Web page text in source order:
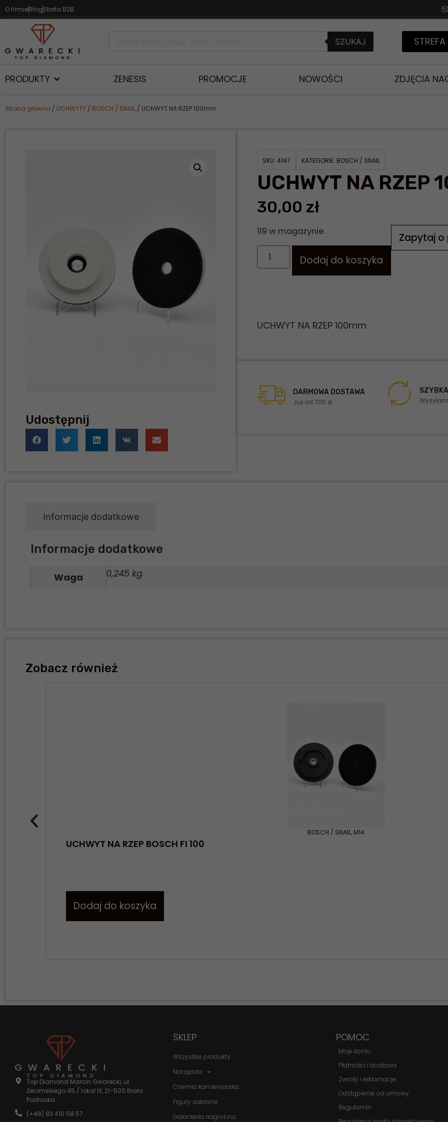
O firmieBlogStrefa B2B
SZUKAJ
PRODUKTY ZENESIS PROMOCJE NOWOŚCI ZDJĘCIA
Strona główna / UCHWYTY / BOSCH / SNAIL / UCHWYT NA RZEP 100mm
Udostępnij
SKU:4147 KATEGORIE: BOSCH / SNAIL
UCHWYT NA RZEP
30,00 zł
119 w magazynie
Dodaj do koszyka
Zapytaj
UCHWYT NA RZEP 100mm
DARMOWA DOSTAWA
Już od 700 zł
Informacje dodatkowe
Informacje dodatkowe
Waga 0,245 kg
Zobacz również
BOSCH / SNAIL, M14
UCHWYT NA RZEP BOSCH FI 100
Dodaj do koszyka
Top Diamond Marcin Gwarecki, ul.
Żeromskiego 45 / lokal IX, 21-500 Biała
Podlaska
(+48) 83 410 58 57
SKLEP
Wszystkie produkty
Narzędzia
Chemia kamieniarska
Figury sakralne
Galanteria nagrobna
POMOC
Moje konto
Płatności i dostawa
Zwroty i reklamacje
Odstąpienie od umowy
Regulamin
nie są
do
strony
internetowej.
Abyśmy mogli